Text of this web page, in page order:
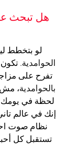
هل تبحث
لو بتخطط
الحوامدية.
تفرح على
بالحوامدية، مش
لحظة في
إنك في عالم
نظام صوت
تستقبل كل